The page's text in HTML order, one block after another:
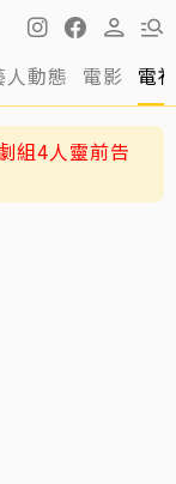
人動態 電影 電
組4人靈前告